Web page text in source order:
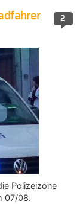
2
Polizeizone
07/08.